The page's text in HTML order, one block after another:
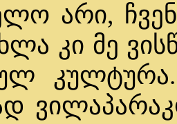
არი,
კი მე